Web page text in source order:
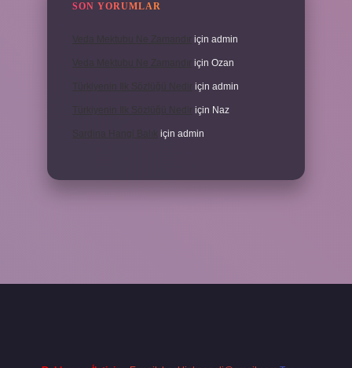
SON YORUMLAR
için admin
için Ozan
için admin
için Naz
için admin